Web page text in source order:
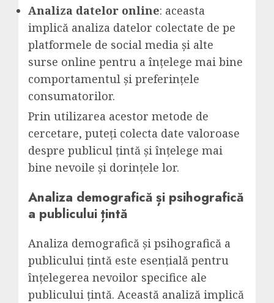
Analiza datelor online: aceasta
implică analiza datelor colectate de pe
platformele de social media și alte
surse online pentru a înțelege mai bine
comportamentul și preferințele
consumatorilor.
Prin utilizarea acestor metode de
cercetare, puteți colecta date valoroase
despre publicul țintă și înțelege mai
bine nevoile și dorințele lor.
Analiza demografică și psihografică
a publicului țintă
Analiza demografică și psihografică a
publicului țintă este esențială pentru
înțelegerea nevoilor specifice ale
publicului țintă. Această analiză implică